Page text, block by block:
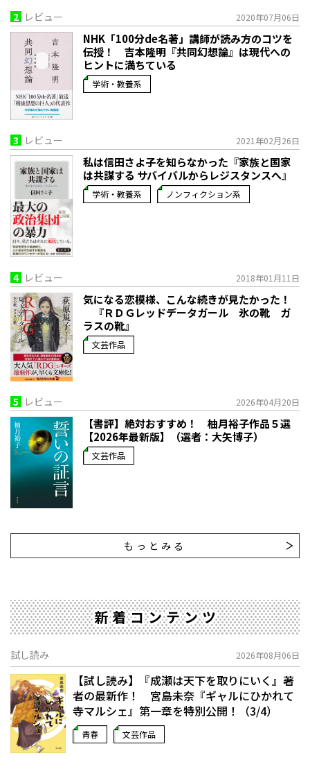
2 レビュー 2020年07月06日
NHK「100分de名著」講師が読み方のコツを
伝授！ 吉本隆明『共同幻想論』は現代への
ヒントに満ちている
学術・教養系
3 レビュー 2021年02月26日
私は信田さよ子を知らなかった『家族と国家
は共謀する サバイバルからレジスタンスへ』
学術・教養系 ノンフィクション系
4 レビュー 2018年01月11日
気になる恋模様、こんな続きが見たかった！
『ＲＤＧレッドデータガール 氷の靴 ガ
ラスの靴』
文芸作品
5 レビュー 2026年04月20日
【書評】絶対おすすめ！ 柚月裕子作品５選
【2026年最新版】（選者：大矢博子）
文芸作品
もっとみる
新着コンテンツ
試し読み 2026年08月06日
【試し読み】『成瀬は天下を取りにいく』著
者の最新作！ 宮島未奈『ギャルにひかれて
寺マルシェ』第一章を特別公開！（3/4）
青春 文芸作品